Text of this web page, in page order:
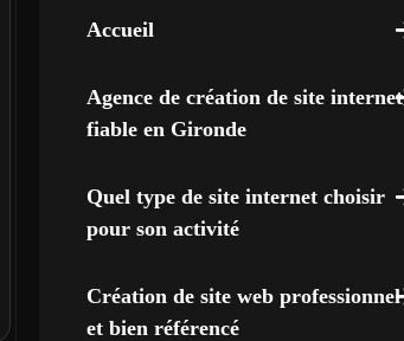
Accueil
Agence de création de site internet
fiable en Gironde
Quel type de site internet choisir
pour son activité
Création de site web professionnel
et bien référencé